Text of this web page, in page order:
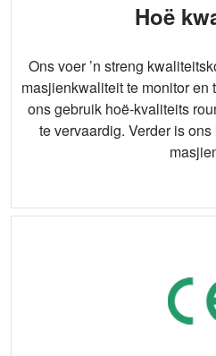
Hoë
Ons voer ’n streng
masjienkwaliteit te monitor en
ons gebruik hoë-kvaliteits
te vervaardig. Verder is